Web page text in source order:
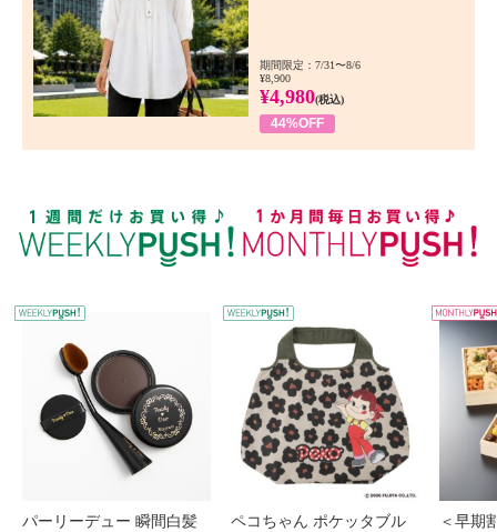
期間限定：7/31〜8/6
¥8,900
¥4,980(税込)
44%OFF
WEEKLY PUSH
パーリーデュー 瞬間白髪
ペコちゃん ポケッタブル
＜早期